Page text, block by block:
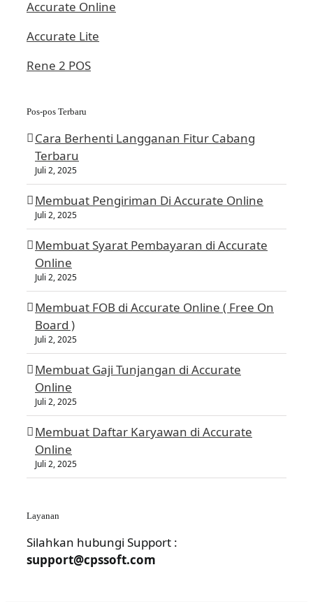
Accurate Online
Accurate Lite
Rene 2 POS
Pos-pos Terbaru
Cara Berhenti Langganan Fitur Cabang
Terbaru
Juli 2, 2025
Membuat Pengiriman Di Accurate Online
Juli 2, 2025
Membuat Syarat Pembayaran di Accurate
Online
Juli 2, 2025
Membuat FOB di Accurate Online ( Free On
Board )
Juli 2, 2025
Membuat Gaji Tunjangan di Accurate
Online
Juli 2, 2025
Membuat Daftar Karyawan di Accurate
Online
Juli 2, 2025
Layanan
Silahkan hubungi Support :
support@cpssoft.com